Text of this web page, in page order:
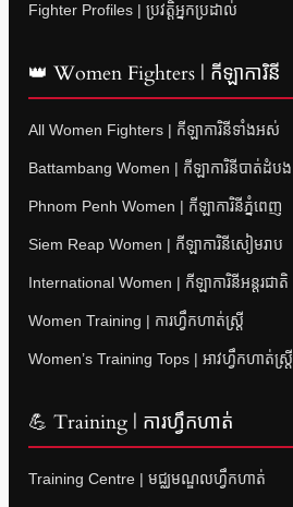
Fighter Profiles | ប្រវត្តិអ្នកប្រដាល់
👑 Women Fighters | កីឡាការិនី
All Women Fighters | កីឡាការិនីទាំងអស់
Battambang Women | កីឡាការិនីបាត់ដំបង
Phnom Penh Women | កីឡាការិនីភ្នំពេញ
Siem Reap Women | កីឡាការិនីសៀមរាប
International Women | កីឡាការិនីអន្តរជាតិ
Women Training | ការហ្វឹកហាត់ស្ត្រី
Women’s Training Tops | អាវហ្វឹកហាត់ស្ត្រី
💪 Training | ការហ្វឹកហាត់
Training Centre | មជ្ឈមណ្ឌលហ្វឹកហាត់